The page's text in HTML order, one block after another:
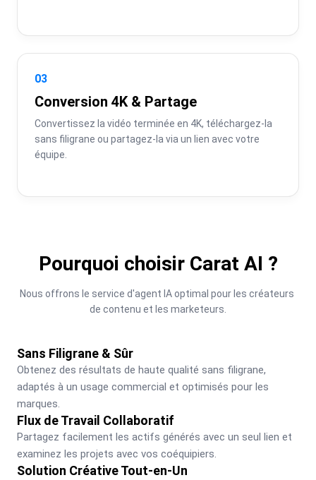
03
Conversion 4K & Partage
Convertissez la vidéo terminée en 4K, téléchargez-la
sans filigrane ou partagez-la via un lien avec votre
équipe.
Pourquoi choisir Carat AI ?
Nous offrons le service d'agent IA optimal pour les créateurs
de contenu et les marketeurs.
Sans Filigrane & Sûr
Obtenez des résultats de haute qualité sans filigrane,
adaptés à un usage commercial et optimisés pour les
marques.
Flux de Travail Collaboratif
Partagez facilement les actifs générés avec un seul lien et
examinez les projets avec vos coéquipiers.
Solution Créative Tout-en-Un